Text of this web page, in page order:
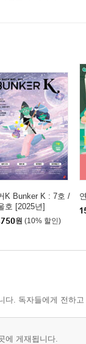
K Bunker K : 7호 /
호 [2025년]
원 (10% 할인)
다. 독자들에게 전하
에 게재됩니다.